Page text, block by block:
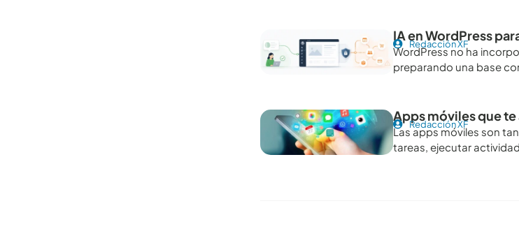
IA en WordPress
Redacción XF
WordPress no ha
preparando una base
Apps móviles que
Redacción XF
Las apps móviles son
tareas, ejecutar